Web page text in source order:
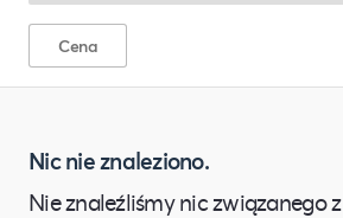
Cena
Nic nie znaleziono.
Nie znaleźliśmy nic związanego z